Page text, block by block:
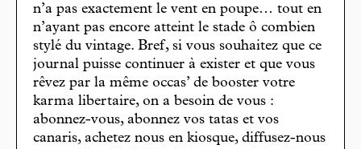
n’a pas exactement le vent en poupe… tout en
n’ayant pas encore atteint le stade ô combien
stylé du vintage. Bref, si vous souhaitez que ce
journal puisse continuer à exister et que vous
rêvez par la même occas’ de booster votre
karma libertaire, on a besoin de vous :
abonnez-vous, abonnez vos tatas et vos
canaris, achetez nous en kiosque, diffusez-nous